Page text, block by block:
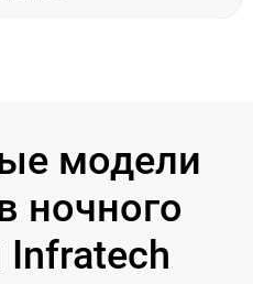
модели
ночного
Infratech